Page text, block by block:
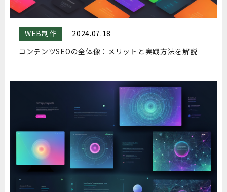
WEB制作
2024.07.18
コンテンツSEOの全体像：メリットと実践方法を解説